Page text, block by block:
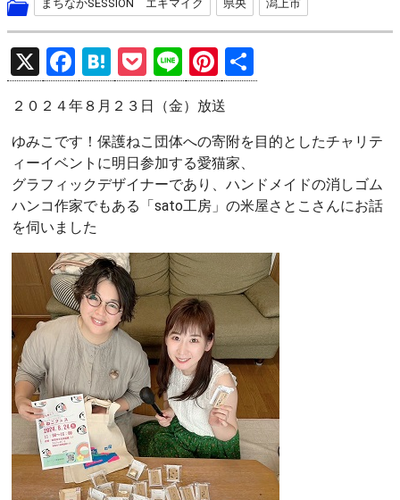
まちなかSESSION エキマイク 県央 潟上市
X
F
a
ce
b
o
o
k
H
at
e
n
a
P
o
ck
et
Li
n
e
Pi
nt
er
es
t
有
２０２４年８月２３日（金）放送
ゆみこです！保護ねこ団体への寄附を目的としたチャリテ
ィーイベントに明日参加する愛猫家、
グラフィックデザイナーであり、ハンドメイドの消しゴム
ハンコ作家でもある「sato工房」の米屋さとこさんにお話
を伺いました